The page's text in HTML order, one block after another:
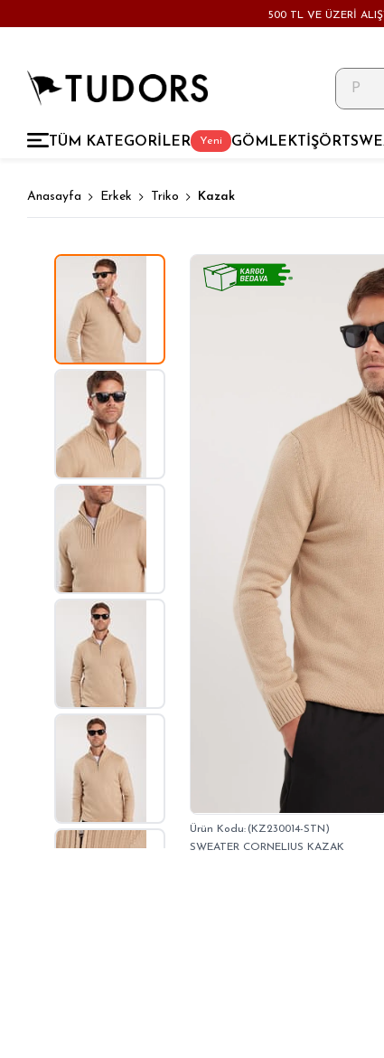
500 TL VE ÜZERİ
Yeni
TÜM KATEGORİLER GÖMLEK TİŞÖRT
Anasayfa Erkek Triko Kazak
(KZ230014-STN)
SWEATER CORNELIUS KAZAK